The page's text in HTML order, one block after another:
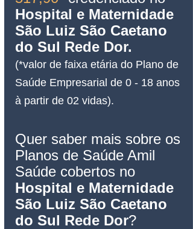
Hospital e Maternidade
São Luiz São Caetano
do Sul Rede Dor.
(*valor de faixa etária do Plano de
Saúde Empresarial de 0 - 18 anos
à partir de 02 vidas).
Quer saber mais sobre os
Planos de Saúde Amil
Saúde cobertos no
Hospital e Maternidade
São Luiz São Caetano
do Sul Rede Dor?